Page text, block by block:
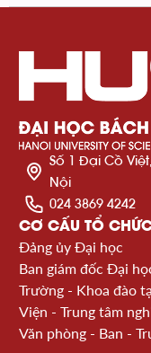
Số 1 Đại Cồ
Nội
024 3869 4242
CƠ CẤU TỔ
Đảng ủy Đại học
Ban giám đốc Đại
Trường - Khoa đào
Viện - Trung tâm
Văn phòng - Ban -